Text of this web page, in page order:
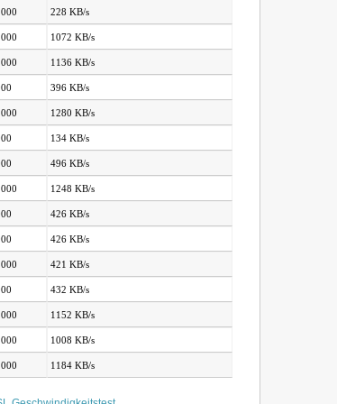
228 KB/s
1072 KB/s
1136 KB/s
396 KB/s
1280 KB/s
134 KB/s
496 KB/s
1248 KB/s
426 KB/s
426 KB/s
421 KB/s
432 KB/s
1152 KB/s
1008 KB/s
1184 KB/s